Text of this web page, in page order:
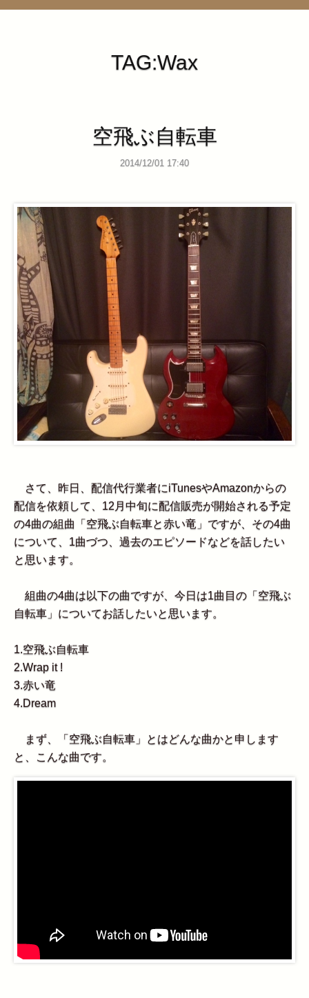
TAG:Wax
空飛ぶ自転車
2014/12/01 17:40
さて、昨日、配信代行業者にiTunesやAmazonからの
配信を依頼して、12月中旬に配信販売が開始される予定
の4曲の組曲「空飛ぶ自転車と赤い竜」ですが、その4曲
について、1曲づつ、過去のエピソードなどを話したい
と思います。
組曲の4曲は以下の曲ですが、今日は1曲目の「空飛ぶ
自転車」についてお話したいと思います。
1.空飛ぶ自転車
2.Wrap it !
3.赤い竜
4.Dream
まず、「空飛ぶ自転車」とはどんな曲かと申します
と、こんな曲です。